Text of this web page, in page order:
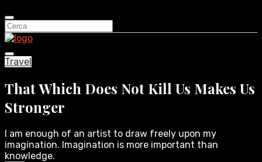
Travel
That Which Does Not Kill Us Makes Us
Stronger
I am enough of an artist to draw freely upon my
imagination. Imagination is more important than
knowledge.